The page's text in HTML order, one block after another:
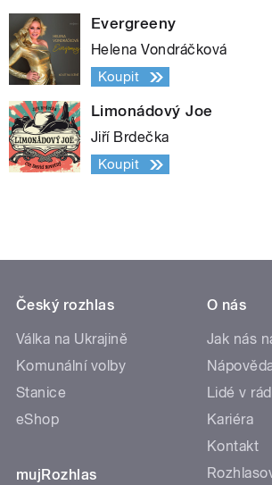
Evergreeny
Helena Vondráčková
Koupit
Limonádový Joe
Jiří Brdečka
Koupit
Český rozhlas
Válka na Ukrajině
Komunální volby
Stanice
eShop
mujRozhlas
O nás
Jak nás
Lidé v
Kariéra
Kontakt